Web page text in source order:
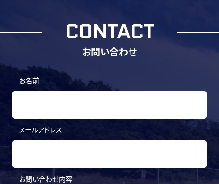
CONTACT
お問い合わせ
お名前
メールアドレス
お問い合わせ内容